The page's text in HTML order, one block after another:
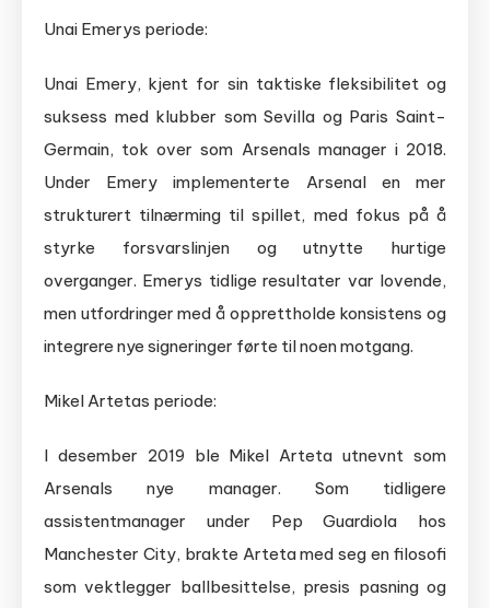
Unai Emerys periode:
Unai Emery, kjent for sin taktiske fleksibilitet og
suksess med klubber som Sevilla og Paris Saint-
Germain, tok over som Arsenals manager i 2018.
Under Emery implementerte Arsenal en mer
strukturert tilnærming til spillet, med fokus på å
styrke forsvarslinjen og utnytte hurtige
overganger. Emerys tidlige resultater var lovende,
men utfordringer med å opprettholde konsistens og
integrere nye signeringer førte til noen motgang.
Mikel Artetas periode:
I desember 2019 ble Mikel Arteta utnevnt som
Arsenals nye manager. Som tidligere
assistentmanager under Pep Guardiola hos
Manchester City, brakte Arteta med seg en filosofi
som vektlegger ballbesittelse, presis pasning og